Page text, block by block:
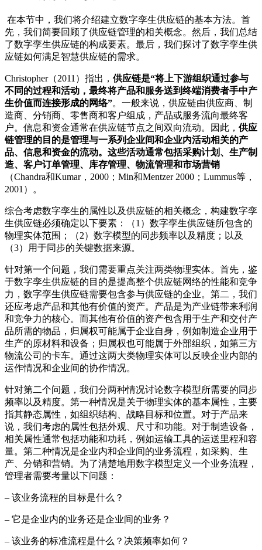
在本节中，我们将介绍建立数字孪生供应链的基本方法。首
先，我们简要回顾了供应链管理的相关概念。然后，我们总结
了数字孪生供应链的构成要素。最后，我们探讨了数字孪生供
应链如何满足智慧供应链的需求。
Christopher（2011）指出， 供应链是“将上下游组织通过参与
不同的过程和活动，最终将产品和服务送到终端消费者手中产
生价值而连接形成的网络”。一般来说，供应链由供应商、制
造商、分销商、零售商和客户组成，产品或服务流向最终客
户。信息和资金通常在供应链节点之间双向流动。因此， 供应
链管理的目的是管理与一系列企业间和企业内活动相关的产
品、信息和资金的流动。这些活动通常包括采购计划、生产制
造、客户订单管理、库存管理、物流管理和市场营销
（Chandra和Kumar，2000；Min和Mentzer 2000；Lummus等，
2001）。
综合考虑数字孪生的属性以及供应链的相关概念，构建数字孪
生供应链必须确定以下要素：（1）数字孪生供应链所包含的
物理实体范围；（2）数字模型的同步频率以及精度；以及
（3）用于同步的关键数据来源。
针对第一个问题，我们需要重点关注两类物理实体。首先，鉴
于数字孪生供应链的目的是提高整个供应链网络的性能和竞争
力，数字孪生供应链需要包含参与供应链的企业。第二，我们
还应考虑产品和其他有价值的资产。产品是为产业链带来利润
和竞争力的核心。而其他有价值的资产包含用于生产和交付产
品所需的物品，归属权可能属于企业自身，例如制造企业用于
生产的原材料和设备；归属权也可能属于外部组织，如第三方
物流公司的卡车。通过这两大类物理实体可以反映企业内部的
运作情况和企业间的协作情况。
针对第二个问题，我们分两种情况讨论数字模型所需要的同步
频率以及精度。第一种情况是关于物理实体的基本属性，主要
指其静态属性，如组织结构、战略目标和位置。对于产品来
说，我们考虑的属性包括外观、尺寸和功能。对于制造设备，
相关属性通常包括功能和功耗，例如运输工具的运送里程和容
量。第二种情况是企业内和企业间的业务流程，如采购、生
产、分销和营销。为了清楚地用数字模型定义一个业务流程，
管理者需要考量以下问题：
– 该业务流程的目标是什么？
– 它是企业内的业务还是企业间的业务？
– 该业务的标准流程是什么？决策频率如何？